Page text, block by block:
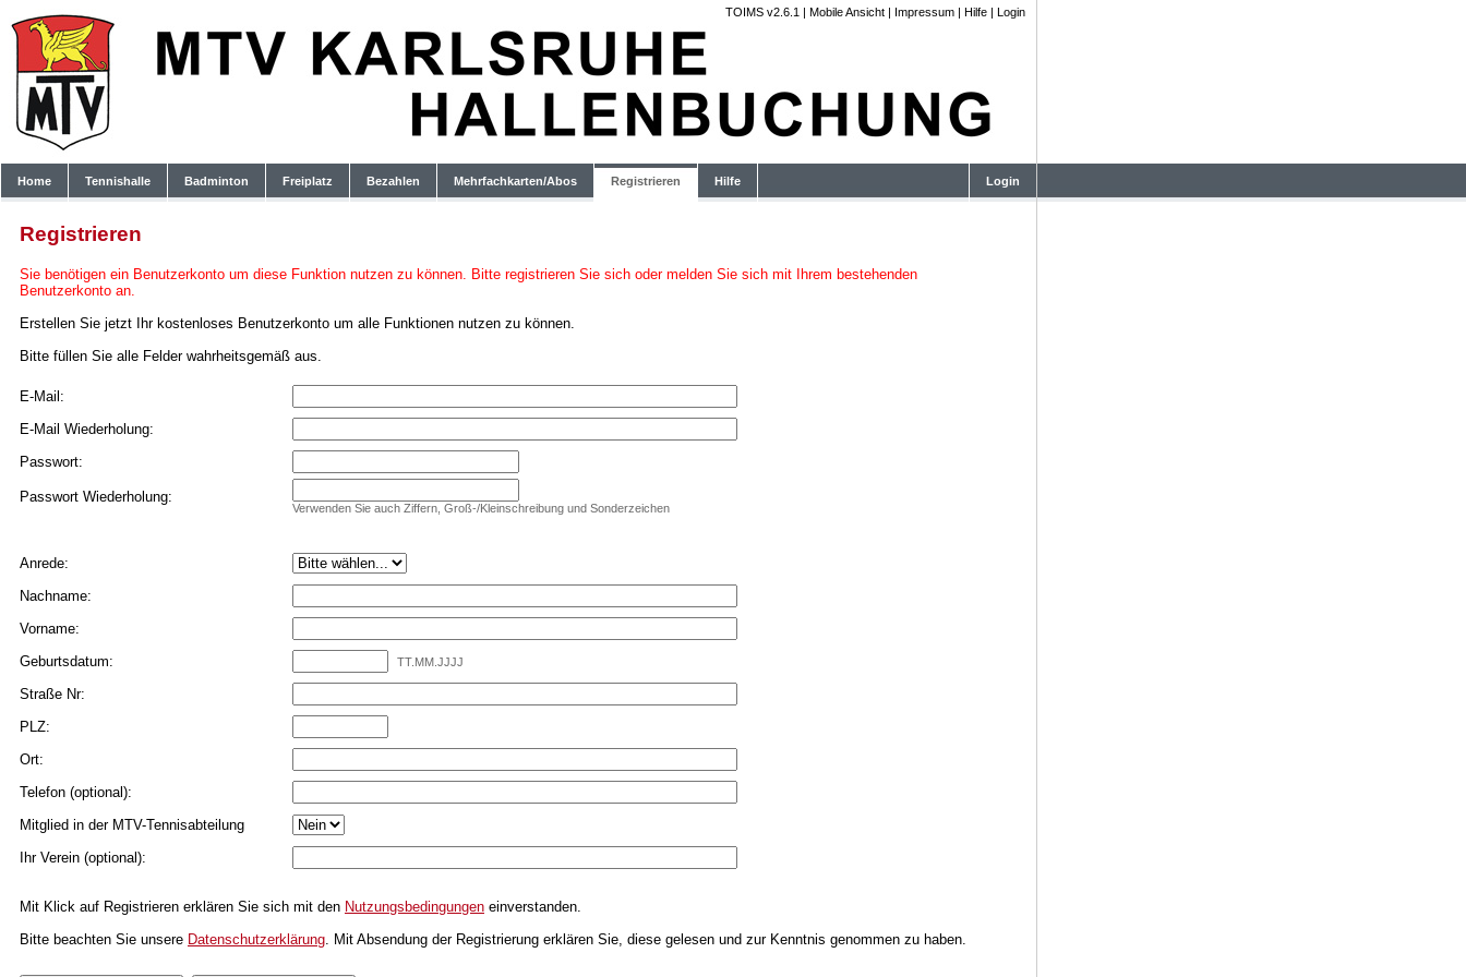
TOIMS v2.6.1 | Mobile Ansicht | Impressum | Hilfe | Login
Home Tennishalle Badminton Freiplatz Bezahlen Mehrfachkarten/Abos Registrieren Hilfe Login
Registrieren
Sie benötigen ein Benutzerkonto um diese Funktion nutzen zu können. Bitte registrieren Sie sich oder melden Sie sich mit Ihrem bestehenden
Benutzerkonto an.
Erstellen Sie jetzt Ihr kostenloses Benutzerkonto um alle Funktionen nutzen zu können.
Bitte füllen Sie alle Felder wahrheitsgemäß aus.
E-Mail:
E-Mail Wiederholung:
Passwort:
Passwort Wiederholung:
Verwenden Sie auch Ziffern, Groß-/Kleinschreibung und Sonderzeichen
Anrede:
Nachname:
Vorname:
Geburtsdatum:
TT.MM.JJJJ
Straße Nr:
PLZ:
Ort:
Telefon (optional):
Mitglied in der MTV-Tennisabteilung
Ihr Verein (optional):
Mit Klick auf Registrieren erklären Sie sich mit den Nutzungsbedingungen einverstanden.
Bitte beachten Sie unsere Datenschutzerklärung. Mit Absendung der Registrierung erklären Sie, diese gelesen und zur Kenntnis genommen zu haben.